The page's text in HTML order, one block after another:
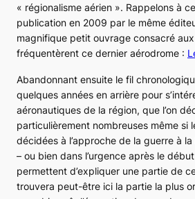
« régionalisme aérien ». Rappelons à
publication en 2009 par le même
magnifique petit ouvrage consacré
fréquentèrent ce dernier aérodrome :
Abandonnant ensuite le fil
quelques années en arrière pour
aéronautiques de la région, que l’on
particulièrement nombreuses même si
décidées à l’approche de la guerre à
– ou bien dans l’urgence après le
permettent d’expliquer une partie de
trouvera peut-être ici la partie la plus